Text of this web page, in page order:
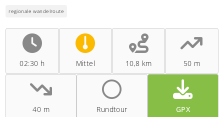
regionale wandelroute
02:30 h Mittel 10,8 km 50 m
40 m Rundtour GPX